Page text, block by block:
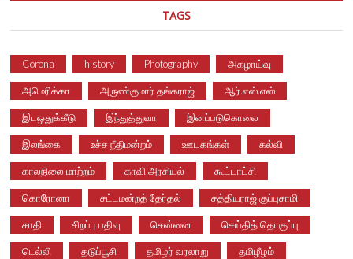
TAGS
Corona history Photography அகழாய்வு
அமெரிக்கா அருண்குமார் தங்கராஜ் ஆர்.எஸ்.எஸ்
இடஒதுக்கீடு இந்துத்துவா இனப்படுகொலை
இலங்கை உச்ச நீதிமன்றம் ஊடகங்கள் கல்வி
காலநிலை மாற்றம் காவி அரசியல் கூட்டாட்சி
கொரோனா சட்டமன்றத் தேர்தல் சத்தியராஜ் குப்புசாமி
சாதி சிறப்பு பதிவு சென்னை செய்தித் தொகுப்பு
டெல்லி தடுப்பூசி தமிழர் வரலாறு தமிழீழம்